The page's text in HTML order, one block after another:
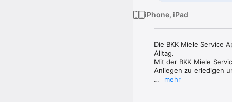
iPhone, iPad
Die BKK Miele Service
Alltag.
Mit der BKK Miele
Anliegen zu erledigen
mehr